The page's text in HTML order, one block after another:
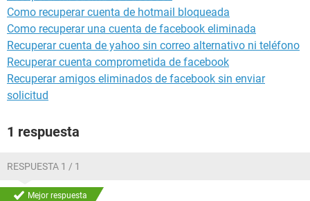
Como recuperar cuenta de hotmail bloqueada
Como recuperar una cuenta de facebook eliminada
Recuperar cuenta de yahoo sin correo alternativo ni teléfono
Recuperar cuenta comprometida de facebook
Recuperar amigos eliminados de facebook sin enviar
solicitud
1 respuesta
RESPUESTA 1 / 1
Mejor respuesta